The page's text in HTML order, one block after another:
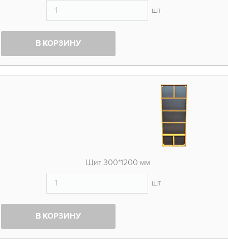
шт
В КОРЗИНУ
Щит 300*1200 мм
шт
В КОРЗИНУ